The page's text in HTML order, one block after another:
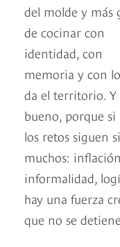
del molde y más
de cocinar con
identidad, con
memoria y con
da el territorio. Y
bueno, porque si
los retos siguen
muchos:
informalidad,
hay una fuerza
que no se